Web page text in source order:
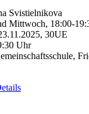
Svistielnikova
Mittwoch, 18:00-
30UE
Uhr